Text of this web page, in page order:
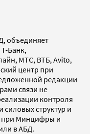
объединяет
Банк,
МТС, ВТБ, Avito,
центр при
редакции
связи не
контроля
силовых структур и
при Минцифры и
в АБД.